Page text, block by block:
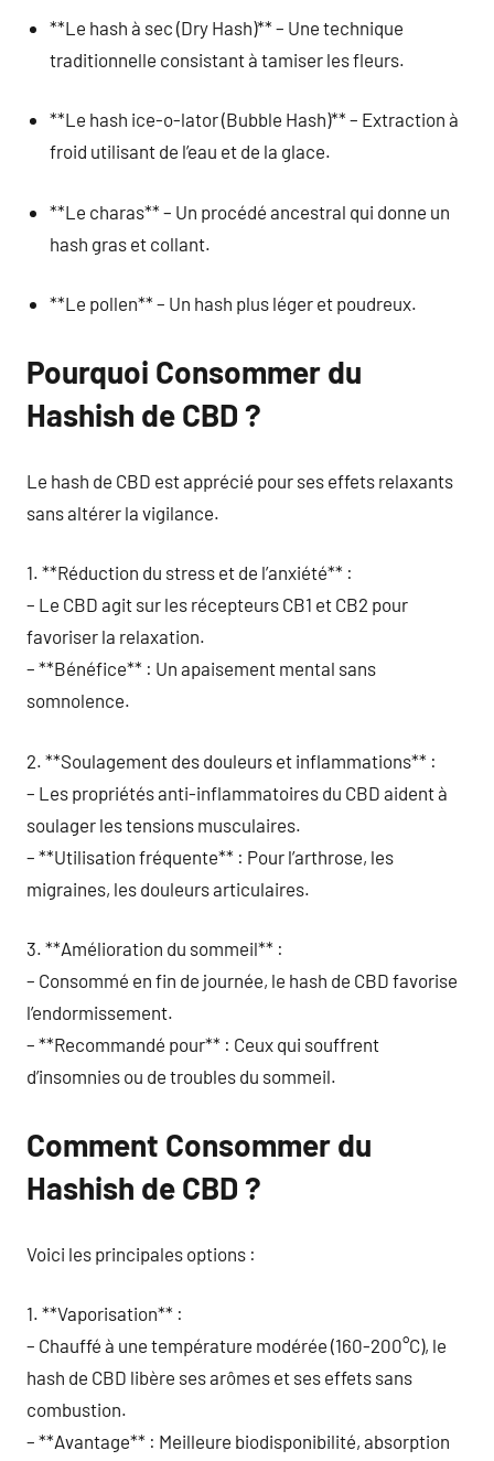
**Le hash à sec (Dry Hash)** – Une technique
traditionnelle consistant à tamiser les fleurs.
**Le hash ice-o-lator (Bubble Hash)** – Extraction à
froid utilisant de l’eau et de la glace.
**Le charas** – Un procédé ancestral qui donne un
hash gras et collant.
**Le pollen** – Un hash plus léger et poudreux.
Pourquoi Consommer du
Hashish de CBD ?
Le hash de CBD est apprécié pour ses effets relaxants
sans altérer la vigilance.
1. **Réduction du stress et de l’anxiété** :
– Le CBD agit sur les récepteurs CB1 et CB2 pour
favoriser la relaxation.
– **Bénéfice** : Un apaisement mental sans
somnolence.
2. **Soulagement des douleurs et inflammations** :
– Les propriétés anti-inflammatoires du CBD aident à
soulager les tensions musculaires.
– **Utilisation fréquente** : Pour l’arthrose, les
migraines, les douleurs articulaires.
3. **Amélioration du sommeil** :
– Consommé en fin de journée, le hash de CBD favorise
l’endormissement.
– **Recommandé pour** : Ceux qui souffrent
d’insomnies ou de troubles du sommeil.
Comment Consommer du
Hashish de CBD ?
Voici les principales options :
1. **Vaporisation** :
– Chauffé à une température modérée (160-200°C), le
hash de CBD libère ses arômes et ses effets sans
combustion.
– **Avantage** : Meilleure biodisponibilité, absorption